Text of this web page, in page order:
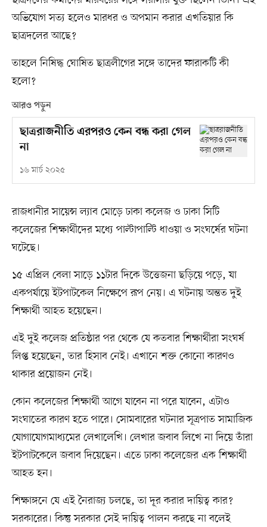
অভিযোগ সত্য হলেও মারধর ও অপমান করার এখতিয়ার কি
ছাত্রদলের আছে?
তাহলে নিষিদ্ধ ঘোষিত ছাত্রলীগের সঙ্গে তাদের ফারাকটি কী
হলো?
আরও পড়ুন
ছাত্ররাজনীতি এরপরও কেন বন্ধ করা গেল
না
১৬ মার্চ ২০২৫
রাজধানীর সায়েন্স ল্যাব মোড়ে ঢাকা কলেজ ও ঢাকা সিটি
কলেজের শিক্ষার্থীদের মধ্যে পাল্টাপাল্টি ধাওয়া ও সংঘর্ষের ঘটনা
ঘটেছে।
১৫ এপ্রিল বেলা সাড়ে ১১টার দিকে উত্তেজনা ছড়িয়ে পড়ে, যা
একপর্যায়ে ইটপাটকেল নিক্ষেপে রূপ নেয়। এ ঘটনায় অন্তত দুই
শিক্ষার্থী আহত হয়েছেন।
এই দুই কলেজ প্রতিষ্ঠার পর থেকে যে কতবার শিক্ষার্থীরা সংঘর্ষ
লিপ্ত হয়েছেন, তার হিসাব নেই। এখানে শক্ত কোনো কারণও
থাকার প্রয়োজন নেই।
কোন কলেজের শিক্ষার্থী আগে যাবেন না পরে যাবেন, এটাও
সংঘাতের কারণ হতে পারে। সোমবারের ঘটনার সূত্রপাত সামাজিক
যোগাযোগমাধ্যমের লেখালেখি। লেখার জবাব লিখে না দিয়ে তাঁরা
ইটপাটকেলে জবাব দিয়েছেন। এতে ঢাকা কলেজের এক শিক্ষার্থী
আহত হন।
শিক্ষাঙ্গনে যে এই নৈরাজ্য চলছে, তা দূর করার দায়িত্ব কার?
সরকারের। কিন্তু সরকার সেই দায়িত্ব পালন করছে না বলেই